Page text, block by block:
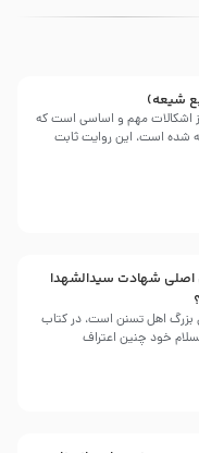
شیعه)
اشکالات مهم و اساسی است که
شده است، این روایت ثابت
اصلی شهادت سیدالشهدا
بزرگ اهل تسنن است، در کتاب
خود چنین اعتراف